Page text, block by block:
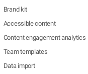
Brand kit
Accessible content
Content engagement analytics
Team templates
Data import